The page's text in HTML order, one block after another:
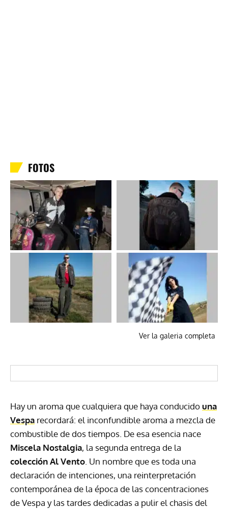
FOTOS
Ver la galeria completa
Hay un aroma que cualquiera que haya conducidouna
Vespa recordará: el inconfundible aroma a mezcla de
combustible de dos tiempos. De esa esencia nace
Miscela Nostalgia, la segunda entrega de la
colección Al Vento . Un nombre que es toda una
declaración de intenciones, una reinterpretación
contemporánea de la época de las concentraciones
de Vespa y las tardes dedicadas a pulir el chasis del